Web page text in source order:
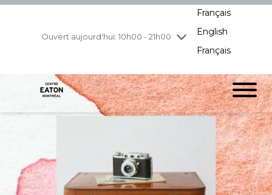
Ouvert aujourd'hui: 10h00 - 21h00
vendredi8/7
10h00 - 21h00
Français
English
Français